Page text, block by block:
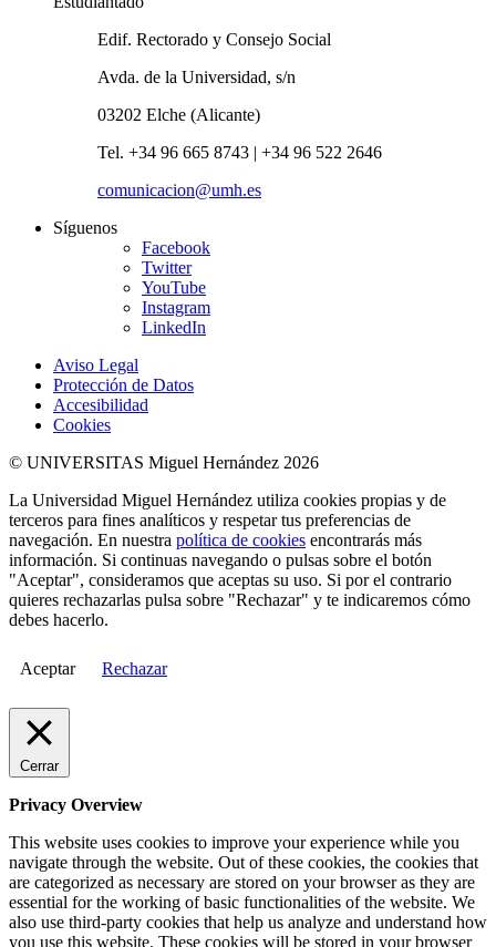
Edif. Rectorado y Consejo Social
Avda. de la Universidad, s/n
03202 Elche (Alicante)
Tel. +34 96 665 8743 | +34 96 522 2646
comunicacion@umh.es
Síguenos
Facebook
Twitter
YouTube
Instagram
LinkedIn
Aviso Legal
Protección de Datos
Accesibilidad
Cookies
© UNIVERSITAS Miguel Hernández 2026
La Universidad Miguel Hernández utiliza cookies propias y de
terceros para fines analíticos y respetar tus preferencias de
navegación. En nuestra política de cookies encontrarás más
información. Si continuas navegando o pulsas sobre el botón
"Aceptar", consideramos que aceptas su uso. Si por el contrario
quieres rechazarlas pulsa sobre "Rechazar" y te indicaremos cómo
debes hacerlo.
Aceptar Rechazar
Cerrar
Privacy Overview
This website uses cookies to improve your experience while you
navigate through the website. Out of these cookies, the cookies that
are categorized as necessary are stored on your browser as they are
essential for the working of basic functionalities of the website. We
also use third-party cookies that help us analyze and understand how
you use this website. These cookies will be stored in your browser